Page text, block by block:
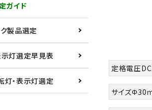
person
デア
ガイド
製品選定
示灯選定早見表
灯・表示灯選定
定格電圧
サイズΦ30